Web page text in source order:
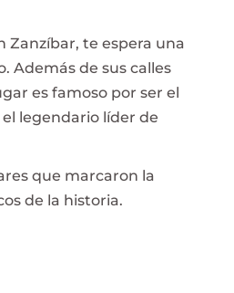
Zanzíbar, te espera una
Además de sus calles
es famoso por ser el
legendario líder de
que marcaron la
de la historia.